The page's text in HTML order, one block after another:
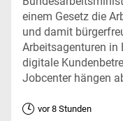
einem Gesetz die
und damit
Arbeitsagenturen in
digitale
Jobcenter hängen
vor 8 Stunden